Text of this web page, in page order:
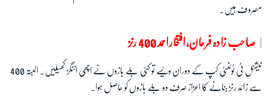
مصروف ہیں۔
صاحب زادہ فرحان، افتخار احمد 400 رنز
نیشنل ٹی ٹوئنٹی کپ کے دوران ویسے تو کئی بلے بازوں نے اچھی اننگز کھیلیں۔ البتہ 400
سے زائد رنز بنانے کا اعزاز صرف دو بلے بازوں کو حاصل ہوا۔